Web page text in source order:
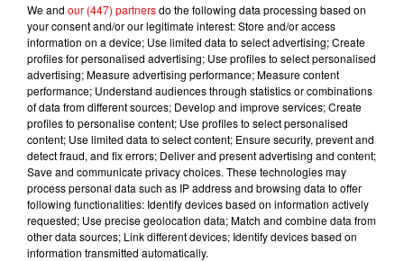
TEDDY SWIMS
Mr Know It All
MONTMARTRE
L’amour À La Plage
DAVID GUETTA,
ALPHAVILLE & AVA MAX
Forever Young
L'HOROSCOPE
We and our (447) partnersdo the following data processing based on
your consent and/or our legitimate interest: Store and/or access
information on a device; Use limited data to select advertising; Create
profiles for personalised advertising; Use profiles to select personalised
advertising; Measure advertising performance; Measure content
performance; Understand audiences through statistics or combinations
of data from different sources; Develop and improve services; Create
profiles to personalise content; Use profiles to select personalised
content; Use limited data to select content; Ensure security, prevent and
detect fraud, and fix errors; Deliver and present advertising and content;
Save and communicate privacy choices. These technologies may
process personal data such as IP address and browsing data to offer
following functionalities: Identify devices based on information actively
requested; Use precise geolocation data; Match and combine data from
other data sources; Link different devices; Identify devices based on
information transmitted automatically.